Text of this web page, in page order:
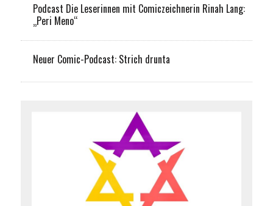
Podcast Die Leserinnen mit Comiczeichnerin Rinah Lang:
„Peri Meno“
Neuer Comic-Podcast: Strich drunta